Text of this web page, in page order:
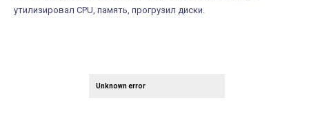
утилизировал CPU, память, прогрузил диски.
Unknown error